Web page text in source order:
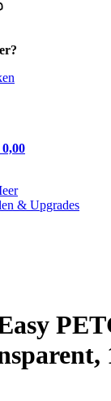
0,00
& Upgrades